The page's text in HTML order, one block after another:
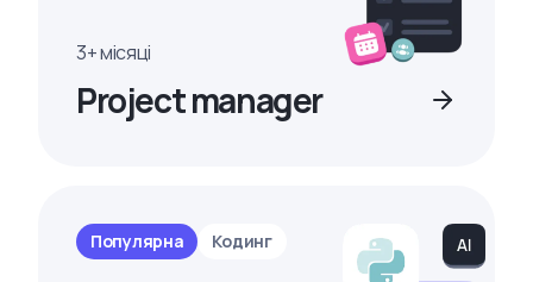
3+ місяці
Project manager
Популярна Кодинг